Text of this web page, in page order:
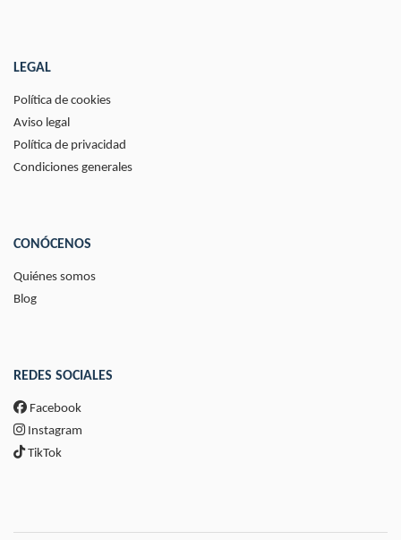
LEGAL
Política de cookies
Aviso legal
Política de privacidad
Condiciones generales
CONÓCENOS
Quiénes somos
Blog
REDES SOCIALES
Facebook
Instagram
TikTok